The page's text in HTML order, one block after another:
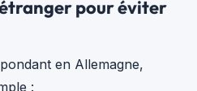
pour éviter
en Allemagne,
: